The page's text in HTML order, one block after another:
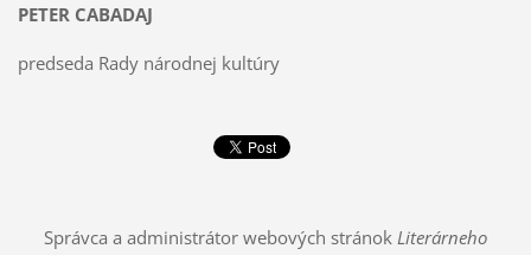
PETER CABADAJ
predseda Rady národnej kultúry
Správca a administrátor webových stránok Literárneho